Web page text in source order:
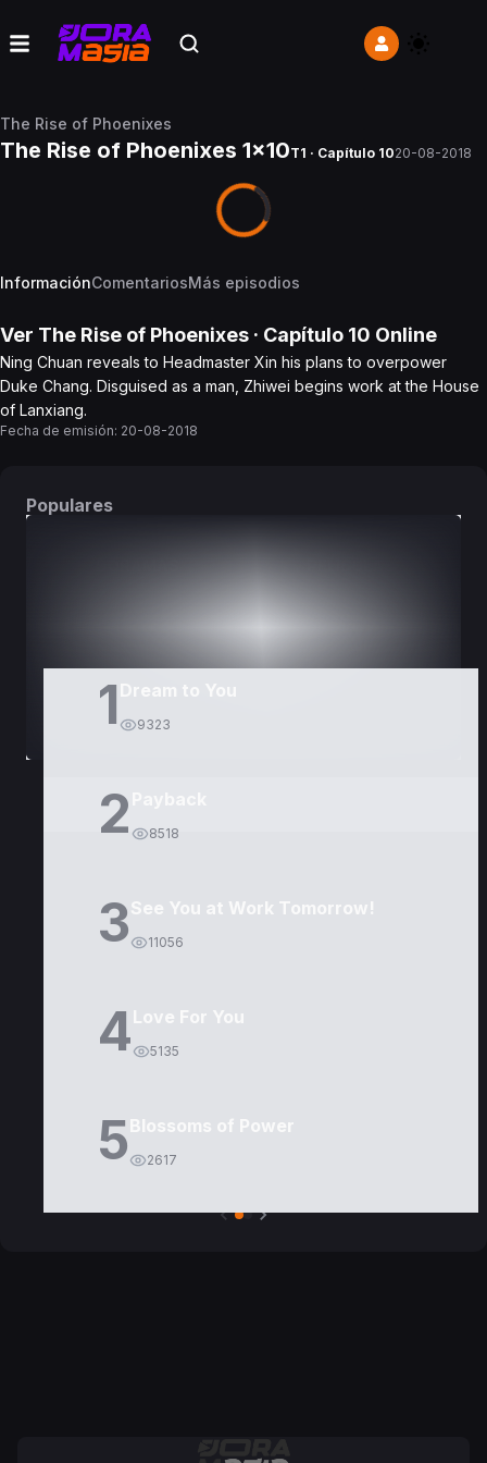
The Rise of Phoenixes
The Rise of Phoenixes 1x10T1 · Capítulo 1020-08-2018
InformaciónComentariosMás episodios
Ver The Rise of Phoenixes · Capítulo 10 Online
Ning Chuan reveals to Headmaster Xin his plans to overpower
Duke Chang. Disguised as a man, Zhiwei begins work at the House
of Lanxiang.
Fecha de emisión: 20-08-2018
Populares
1 Dream to You
9323
2 8518
3See You at Work Tomorrow!
11056
4Love For You
5135
5Blossoms of Power
2617